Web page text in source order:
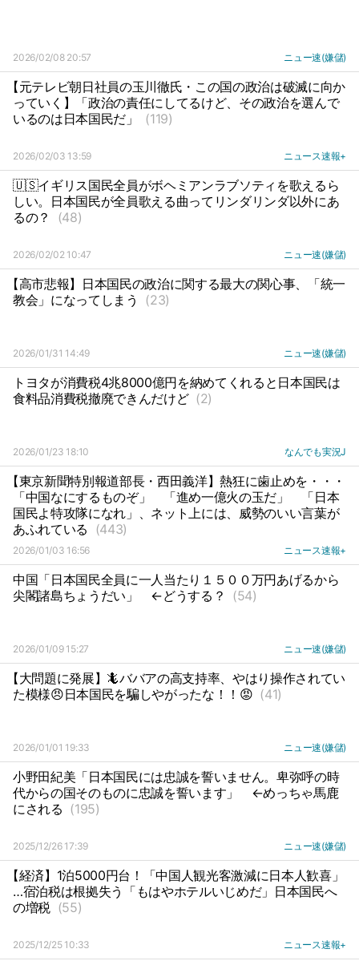
2026/02/08 20:57 ニュー速(嫌儲)
【元テレビ朝日社員の玉川徹氏・この国の政治は破滅に向か
っていく】「政治の責任にしてるけど、その政治を選んで
いるのは日本国民だ」
(119)
2026/02/03 13:59 ニュース速報+
🇺🇸イギリス国民全員がボヘミアンラブソティを歌えるら
しい。日本国民が全員歌える曲ってリンダリンダ以外にあ
るの？
(48)
2026/02/02 10:47 ニュー速(嫌儲)
【高市悲報】日本国民の政治に関する最大の関心事、「統一
教会」になってしまう
(23)
2026/01/31 14:49 ニュー速(嫌儲)
トヨタが消費税4兆8000億円を納めてくれると日本国民は
食料品消費税撤廃できんだけど (2)
2026/01/23 18:10 なんでも実況J
【東京新聞特別報道部長・西田義洋】熱狂に歯止めを・・・
「中国なにするものぞ」
「進め一億火の玉だ」
「日本
国民よ特攻隊になれ」、ネット上には、威勢のいい言葉が
あふれている (443)
2026/01/03 16:56 ニュース速報+
中国「日本国民全員に一人当たり１５００万円あげるから
尖閣諸島ちょうだい」
←どうする？ (54)
2026/01/09 15:27 ニュー速(嫌儲)
【大問題に発展】🦎ババアの高支持率、やはり操作されてい
た模様😠日本国民を騙しやがったな！！😡 (41)
2026/01/01 19:33 ニュー速(嫌儲)
小野田紀美「日本国民には忠誠を誓いません。卑弥呼の時
代からの国そのものに忠誠を誓います」
←めっちゃ馬鹿
にされる (195)
2025/12/26 17:39 ニュー速(嫌儲)
【経済】1泊5000円台！「中国人観光客激減に日本人歓喜」
…宿泊税は根拠失う「もはやホテルいじめだ」日本国民へ
の増税 (55)
2025/12/25 10:33 ニュース速報+